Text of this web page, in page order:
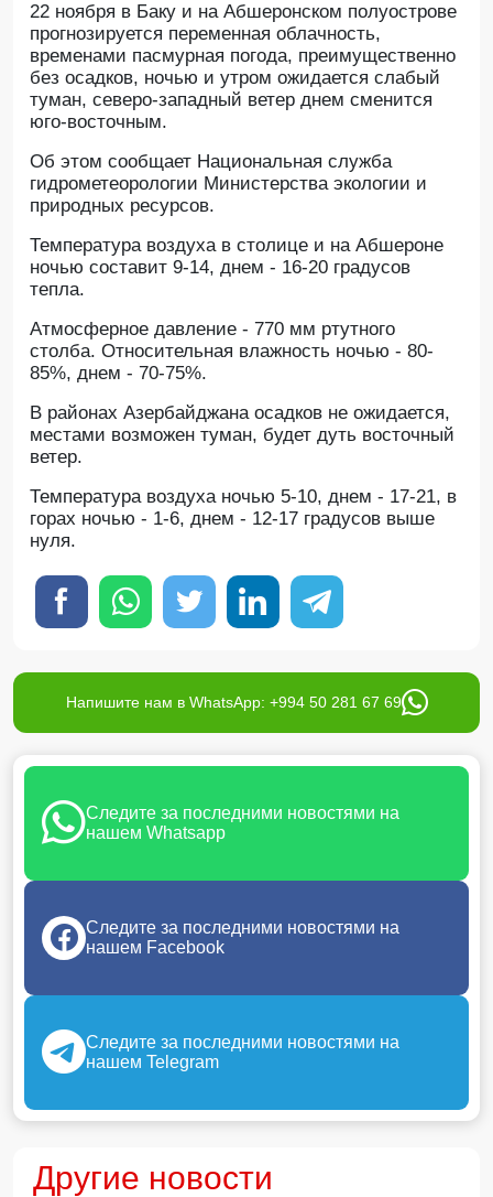
22 ноября в Баку и на Абшеронском полуострове
прогнозируется переменная облачность,
временами пасмурная погода, преимущественно
без осадков, ночью и утром ожидается слабый
туман, северо-западный ветер днем сменится
юго-восточным.
Об этом сообщает Национальная служба
гидрометеорологии Министерства экологии и
природных ресурсов.
Температура воздуха в столице и на Абшероне
ночью составит 9-14, днем - 16-20 градусов
тепла.
Атмосферное давление - 770 мм ртутного
столба. Относительная влажность ночью - 80-
85%, днем - 70-75%.
В районах Азербайджана осадков не ожидается,
местами возможен туман, будет дуть восточный
ветер.
Температура воздуха ночью 5-10, днем - 17-21, в
горах ночью - 1-6, днем - 12-17 градусов выше
нуля.
Напишите нам в WhatsApp: +994 50 281 67 69
Следите за последними новостями на
нашем Whatsapp
Следите за последними новостями на
нашем Facebook
Следите за последними новостями на
нашем Telegram
Другие новости